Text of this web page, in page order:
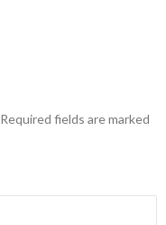
Required fields are marked